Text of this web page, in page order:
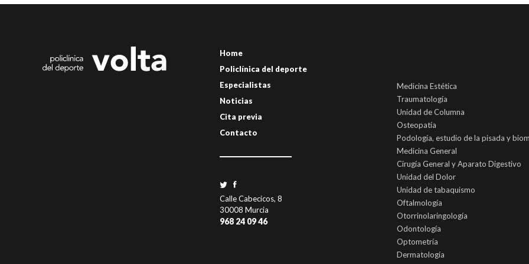
Home
Policlínica del deporte
Especialistas
Noticias
Cita previa
Contacto
Calle Cabecicos, 8
30008 Murcia
968 24 09 46
Medicina Estética
Traumatología
Unidad de Columna
Osteopatía
Podología, estudio de la pisada y
Medicina General
Cirugía General y Aparato Digestivo
Unidad del Dolor
Unidad de tabaquismo
Oftalmología
Otorrinolaringología
Odontología
Optometría
Dermatología